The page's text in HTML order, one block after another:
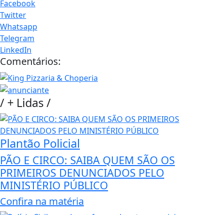
Facebook
Twitter
Whatsapp
Telegram
LinkedIn
Comentários:
/ + Lidas/
Plantão Policial
PÃO E CIRCO: SAIBA QUEM SÃO OS
PRIMEIROS DENUNCIADOS PELO
MINISTÉRIO PÚBLICO
Confira na matéria